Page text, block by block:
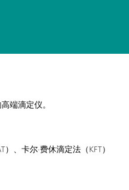
端滴定仪。
、卡尔·费休滴定法（KFT）